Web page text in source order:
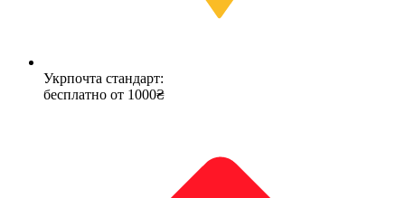
Укрпочта стандарт:
бесплатно от 1000₴